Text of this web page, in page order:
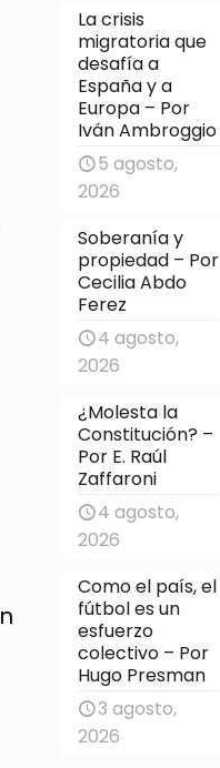
La crisis
migratoria que
desafía a
España y a
Europa – Por
Iván Ambroggio
5 agosto,
2026
Soberanía y
propiedad – Por
Cecilia Abdo
Ferez
4 agosto,
2026
¿Molesta la
Constitución? –
Por E. Raúl
Zaffaroni
4 agosto,
2026
Como el país, el
fútbol es un
esfuerzo
colectivo – Por
Hugo Presman
3 agosto,
2026